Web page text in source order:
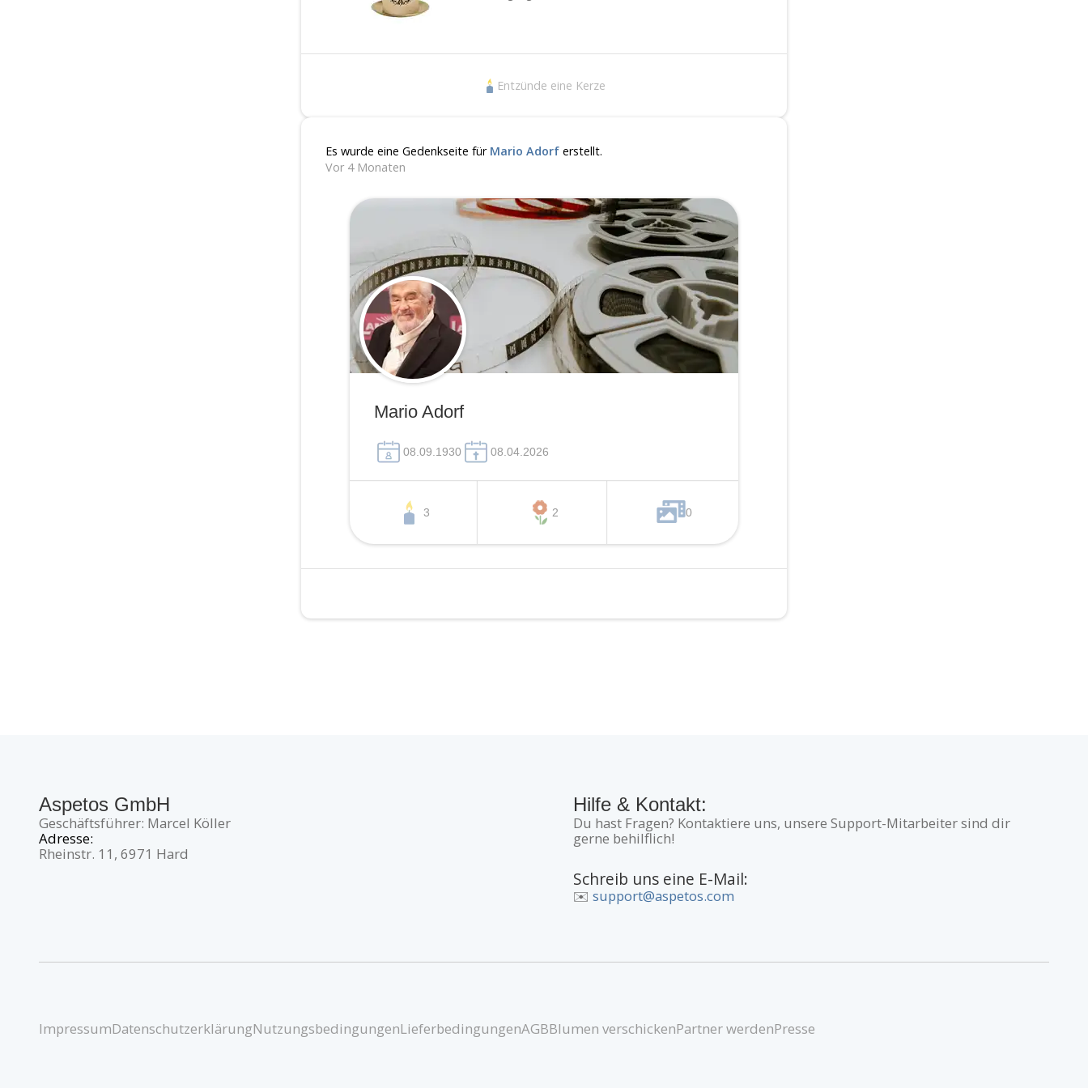
Entzünde eine Kerze
Es wurde eine Gedenkseite für Mario Adorf erstellt.
Vor 4 Monaten
Mario Adorf
08.09.1930 08.04.2026
3 2 0
Aspetos GmbH
Geschäftsführer: Marcel Köller
Adresse:
Rheinstr. 11, 6971 Hard
Hilfe & Kontakt:
Du hast Fragen? Kontaktiere uns, unsere Support-Mitarbeiter sind dir
gerne behilflich!
Schreib uns eine E-Mail:
✉️ support@aspetos.com
ImpressumDatenschutzerklärungNutzungsbedingungenLieferbedingungenAGBBlumen verschickenPartner werdenPresse